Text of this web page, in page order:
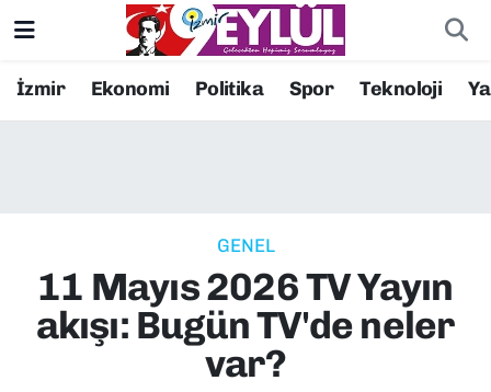
İzmir Ekonomi Politika Spor Teknoloji
GENEL
11 Mayıs 2026 TV Yayın
akışı: Bugün TV'de neler
var?
Resmi İlanlar
EKONOMİ
Konak Nöbetçi Eczaneler
Süper Lig Puan Durumu ve Fikstür
Tüm Manşetler
Son Dakika Haberleri